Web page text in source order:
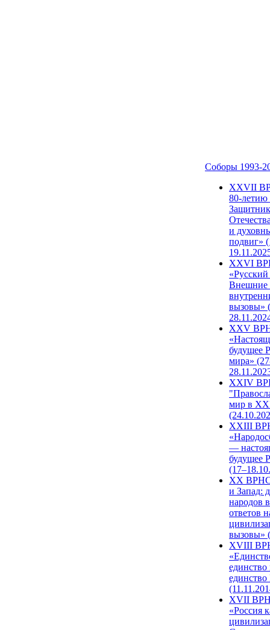
Соборы 1993-
ХХVII
80-
и
подвиг»
XXVI
Внешние
вызовы»
XXV
будущее
мира»
XXIV
мир в
XXIII
—
будущее
XX ВРНС
и Запад:
народов
ответов
вызовы»
XVIII
единство
единство
XVII
«Россия